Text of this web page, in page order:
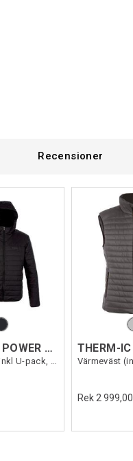
Recensioner
THERM-IC POWER JKT CASUAL MEN
Värmejacka (inkl U-pack, exkl.Powerbank)
Rek 2 999,00